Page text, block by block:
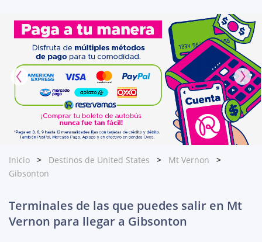
Inicio Destinos de United States
Mt Vernon
Gibsonton
Terminales de las que puedes salir en Mt
Vernon para llegar a Gibsonton